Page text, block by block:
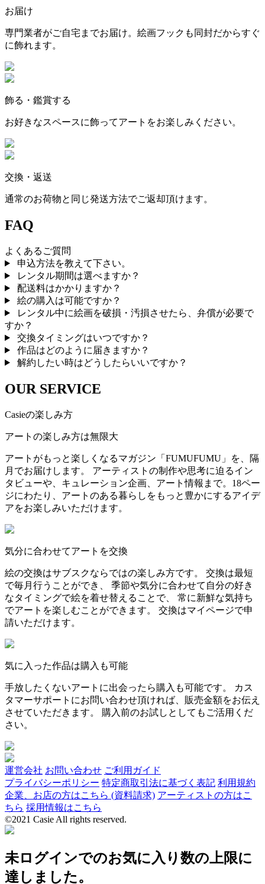
お届け
専門業者がご自宅までお届け。絵画フックも同封だからすぐ
に飾れます。
飾る・鑑賞する
お好きなスペースに飾ってアートをお楽しみください。
交換・返送
通常のお荷物と同じ発送方法でご返却頂けます。
FAQ
よくあるご質問
申込方法を教えて下さい。
レンタル期間は選べますか？
配送料はかかりますか？
絵の購入は可能ですか？
レンタル中に絵画を破損・汚損させたら、弁償が必要で
すか？
交換タイミングはいつですか？
作品はどのように届きますか？
解約したい時はどうしたらいいですか？
OUR SERVICE
Casieの楽しみ方
アートの楽しみ方は無限大
アートがもっと楽しくなるマガジン「FUMUFUMU」を、隔
月でお届けします。 アーティストの制作や思考に迫るイン
タビューや、キュレーション企画、アート情報まで。18ペー
ジにわたり、アートのある暮らしをもっと豊かにするアイデ
アをお楽しみいただけます。
気分に合わせてアートを交換
絵の交換はサブスクならではの楽しみ方です。 交換は最短
で毎月行うことができ、 季節や気分に合わせて自分の好き
なタイミングで絵を着せ替えることで、 常に新鮮な気持ち
でアートを楽しむことができます。 交換はマイページで申
請いただけます。
気に入った作品は購入も可能
手放したくないアートに出会ったら購入も可能です。 カス
タマーサポートにお問い合わせ頂ければ、販売金額をお伝え
させていただきます。 購入前のお試しとしてもご活用くだ
さい。
運営会社 お問い合わせ ご利用ガイド
プライバシーポリシー 特定商取引法に基づく表記 利用規約
企業、お店の方はこちら (資料請求) アーティストの方はこ
ちら 採用情報はこちら
©2021 Casie All rights reserved.
未ログインでのお気に入り数の上限に
達しました。